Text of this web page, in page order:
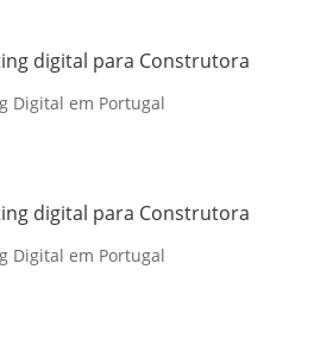
digital para Construtora
Digital em Portugal
digital para Construtora
Digital em Portugal